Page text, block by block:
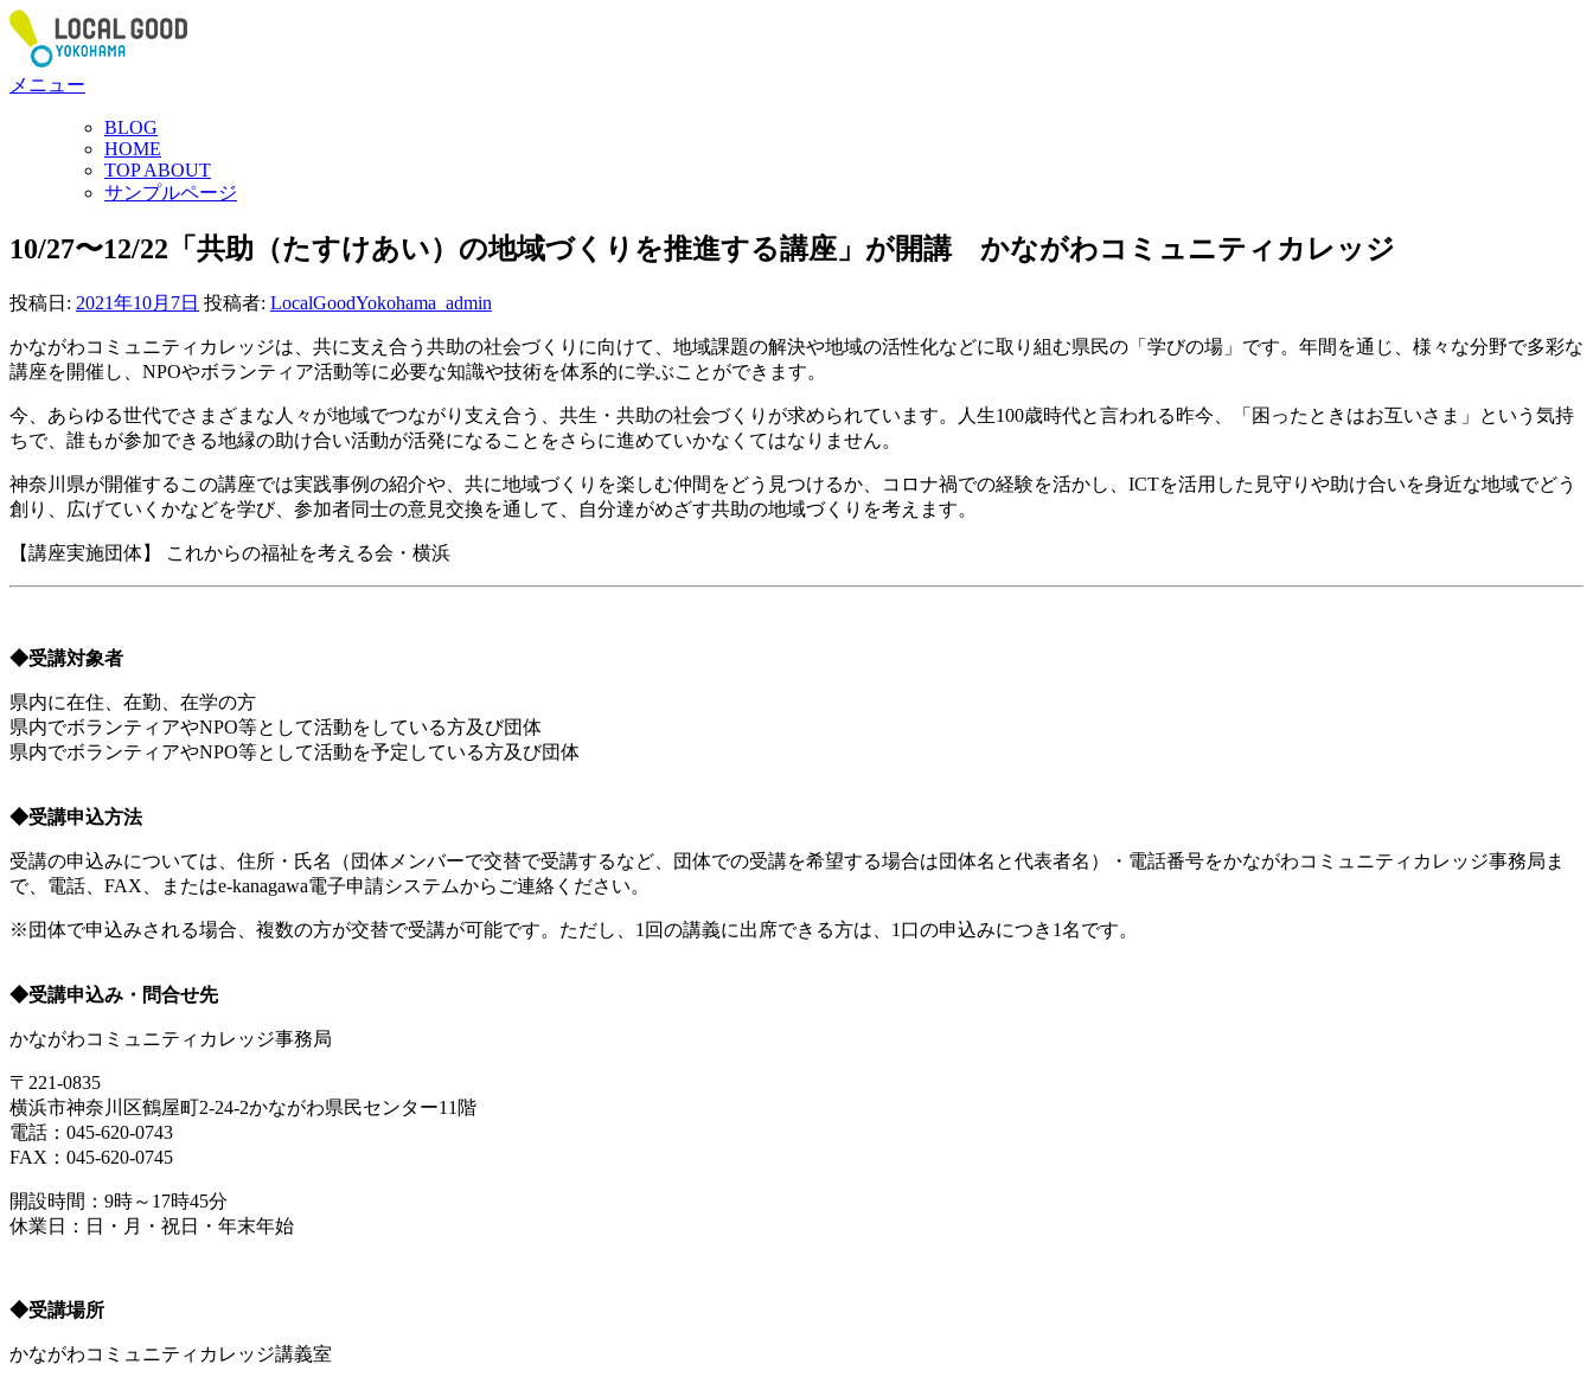
コ
ン
ン
プ
メニュー
BLOG
HOME
TOP ABOUT
サンプルページ
10/27〜12/22「共助（たすけあい）の地域づくりを推進する講座」が開講 かながわコミュニティカレッジ
投稿日: 2021年10月7日 投稿者: LocalGoodYokohama_admin
かながわコミュニティカレッジは、共に支え合う共助の社会づくりに向けて、地域課題の解決や地域の活性化などに取り組む県民の「学びの場」です。年間を通じ、様々な分野で多彩な
講座を開催し、NPOやボランティア活動等に必要な知識や技術を体系的に学ぶことができます。
今、あらゆる世代でさまざまな人々が地域でつながり支え合う、共生・共助の社会づくりが求められています。人生100歳時代と言われる昨今、「困ったときはお互いさま」という気持
ちで、誰もが参加できる地縁の助け合い活動が活発になることをさらに進めていかなくてはなりません。
神奈川県が開催するこの講座では実践事例の紹介や、共に地域づくりを楽しむ仲間をどう見つけるか、コロナ禍での経験を活かし、ICTを活用した見守りや助け合いを身近な地域でどう
創り、広げていくかなどを学び、参加者同士の意見交換を通して、自分達がめざす共助の地域づくりを考えます。
【講座実施団体】 これからの福祉を考える会・横浜
◆受講対象者
県内に在住、在勤、在学の方
県内でボランティアやNPO等として活動をしている方及び団体
県内でボランティアやNPO等として活動を予定している方及び団体
◆受講申込方法
受講の申込みについては、住所・氏名（団体メンバーで交替で受講するなど、団体での受講を希望する場合は団体名と代表者名）・電話番号をかながわコミュニティカレッジ事務局ま
で、電話、FAX、またはe-kanagawa電子申請システムからご連絡ください。
※団体で申込みされる場合、複数の方が交替で受講が可能です。ただし、1回の講義に出席できる方は、1口の申込みにつき1名です。
◆受講申込み・問合せ先
かながわコミュニティカレッジ事務局
〒221-0835
横浜市神奈川区鶴屋町2-24-2かながわ県民センター11階
電話：045-620-0743
FAX：045-620-0745
開設時間：9時～17時45分
休業日：日・月・祝日・年末年始
◆受講場所
かながわコミュニティカレッジ講義室